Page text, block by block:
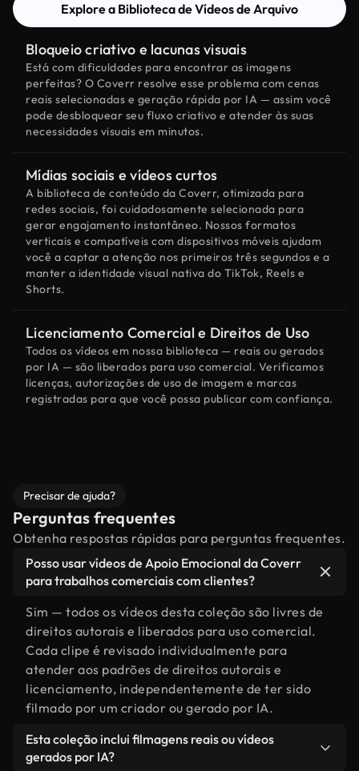
Explore a Biblioteca de Vídeos de Arquivo
Bloqueio criativo e lacunas visuais
Está com dificuldades para encontrar as imagens
perfeitas? O Coverr resolve esse problema com cenas
reais selecionadas e geração rápida por IA — assim você
pode desbloquear seu fluxo criativo e atender às suas
necessidades visuais em minutos.
Mídias sociais e vídeos curtos
A biblioteca de conteúdo da Coverr, otimizada para
redes sociais, foi cuidadosamente selecionada para
gerar engajamento instantâneo. Nossos formatos
verticais e compatíveis com dispositivos móveis ajudam
você a captar a atenção nos primeiros três segundos e a
manter a identidade visual nativa do TikTok, Reels e
Shorts.
Licenciamento Comercial e Direitos de Uso
Todos os vídeos em nossa biblioteca — reais ou gerados
por IA — são liberados para uso comercial. Verificamos
licenças, autorizações de uso de imagem e marcas
registradas para que você possa publicar com confiança.
Precisar de ajuda?
Perguntas frequentes
Obtenha respostas rápidas para perguntas frequentes.
Posso usar vídeos de Apoio Emocional da Coverr
para trabalhos comerciais com clientes?
Sim — todos os vídeos desta coleção são livres de
direitos autorais e liberados para uso comercial.
Cada clipe é revisado individualmente para
atender aos padrões de direitos autorais e
licenciamento, independentemente de ter sido
filmado por um criador ou gerado por IA.
Esta coleção inclui filmagens reais ou vídeos
gerados por IA?